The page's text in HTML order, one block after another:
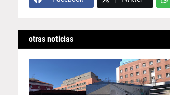
otras noticias